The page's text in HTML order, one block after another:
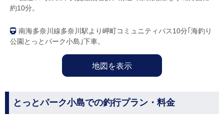
約10分。
南海多奈川線多奈川駅より岬町コミュニティバス10分｢海釣り
公園とっとパーク小島｣下車。
地図を表示
とっとパーク小島での釣行プラン・料金